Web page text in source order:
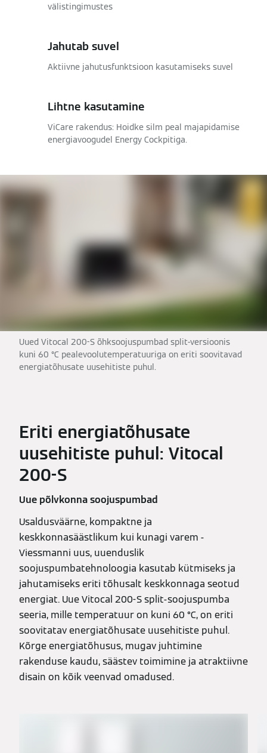
välistingimustes
Jahutab suvel
Aktiivne jahutusfunktsioon kasutamiseks suvel
Lihtne kasutamine
ViCare rakendus: Hoidke silm peal majapidamise
energiavoogudel Energy Cockpitiga.
Uued Vitocal 200-S õhksoojuspumbad split-versioonis
kuni 60 °C pealevoolutemperatuuriga on eriti soovitavad
energiatõhusate uusehitiste puhul.
Eriti energiatõhusate
uusehitiste puhul: Vitocal
200-S
Uue põlvkonna soojuspumbad
Usaldusväärne, kompaktne ja
keskkonnasäästlikum kui kunagi varem -
Viessmanni uus, uuenduslik
soojuspumbatehnoloogia kasutab kütmiseks ja
jahutamiseks eriti tõhusalt keskkonnaga seotud
energiat. Uue Vitocal 200-S split-soojuspumba
seeria, mille temperatuur on kuni 60 °C, on eriti
soovitatav energiatõhusate uusehitiste puhul.
Kõrge energiatõhusus, mugav juhtimine
rakenduse kaudu, säästev toimimine ja atraktiivne
disain on kõik veenvad omadused.